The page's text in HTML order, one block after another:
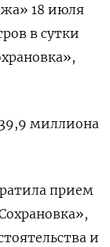
18 июля
в сутки
миллиона
прием
и